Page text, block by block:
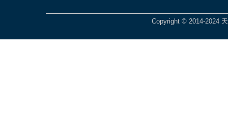
Copyright © 2014-2024